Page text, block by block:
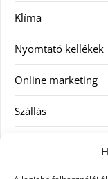
Klíma
Nyomtató kellékek
Online marketing
Szállás
Szellőztető